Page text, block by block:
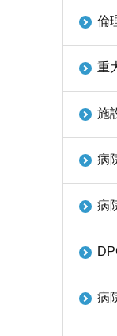
倫
重
施
病
病
病